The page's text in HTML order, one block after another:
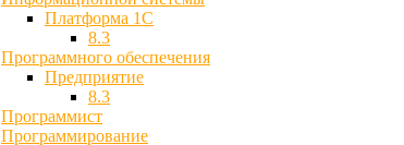
Платформа 1С
8.3
Программного обеспечения
Предприятие
8.3
Программист
Программирование